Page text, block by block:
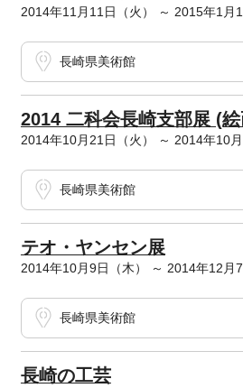
2014年11月11日（火） ～ 2015年1月
長崎県美術館
2014 二科会長崎支部展 (
2014年10月21日（火） ～ 2014年10月
長崎県美術館
テオ・ヤンセン展
2014年10月9日（木） ～ 2014年12月7
長崎県美術館
長崎の工芸